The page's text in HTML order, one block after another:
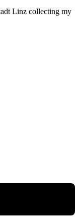
Linz collecting my